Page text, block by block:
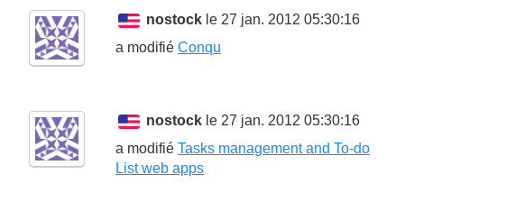
nostock le 27 jan. 2012 05:30:16
a modifié Conqu
nostock le 27 jan. 2012 05:30:16
a modifié Tasks management and To-do
List web apps